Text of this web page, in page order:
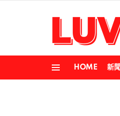
HOME 新聞